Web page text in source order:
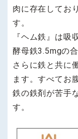
肉に存在してお
す。
『ヘム鉄』は吸
酵母鉄3.5mgの
さらに鉄と共に
ます。すべてお
鉄の鉄剤が苦手
す。